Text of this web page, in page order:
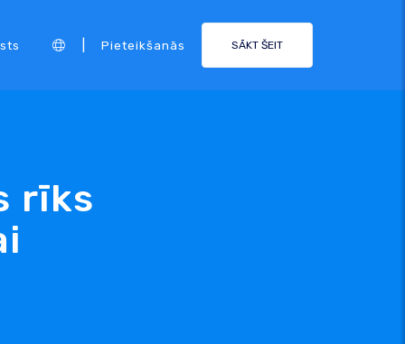
Pieteikšanās SĀKT ŠEIT
rīks